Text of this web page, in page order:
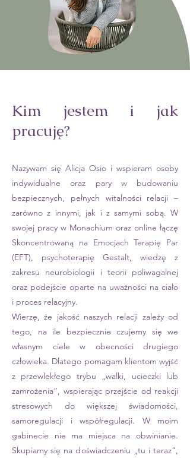
Kim jestem i jak
pracuję?
Nazywam się Alicja Osio i wspieram osoby
indywidualne oraz pary w budowaniu
bezpiecznych, pełnych witalności relacji –
zarówno z innymi, jak i z samymi sobą. W
swojej pracy w Monachium oraz online łączę
Skoncentrowaną na Emocjach Terapię Par
(EFT), psychoterapię Gestalt, wiedzę z
zakresu neurobiologii i teorii poliwagalnej
oraz podejście oparte na uważności na ciało
i proces relacyjny.
Wierzę, że jakość naszych relacji zależy od
tego, na ile bezpiecznie czujemy się we
własnym ciele w obecności drugiego
człowieka. Dlatego pomagam klientom wyjść
z przewlekłego trybu „walki, ucieczki lub
zamrożenia”, wspierając przejście od reakcji
stresowych do większej świadomości,
samoregulacji i współregulacji. W moim
gabinecie nie ma miejsca na obwinianie.
Skupiamy się na doświadczeniu „tu i teraz”,